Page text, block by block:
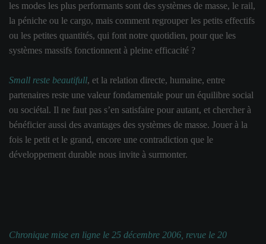
les modes les plus performants sont des systèmes de masse, le rail,
la péniche ou le cargo, mais comment regrouper les petits effectifs
ou les petites quantités, qui font notre quotidien, pour que les
systèmes massifs fonctionnent à pleine efficacité ?
Small reste beautifull, et la relation directe, humaine, entre
partenaires reste une valeur fondamentale pour un équilibre social
ou sociétal. Il ne faut pas s’en satisfaire pour autant, et chercher à
bénéficier aussi des avantages des systèmes de masse. Jouer à la
fois le petit et le grand, encore une contradiction que le
développement durable nous invite à surmonter.
Chronique mise en ligne le 25 décembre 2006, revue le 20